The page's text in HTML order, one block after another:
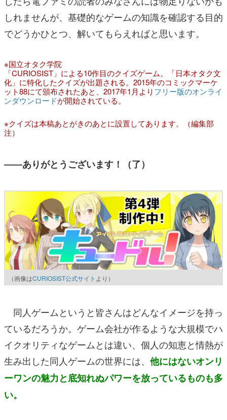
しれませんが、基礎的なゲームの知識を確認する目的
でどうかひとつ、解いてもらえればと思います。
※国立オタク学院
「CURIOSIST」による10作目のクイズゲーム。「日本オタク文
化」に特化したクイズが出題される。2015年のコミックマーケ
ット88にて頒布されたあと、2017年1月よりフリー版のオンライ
ンダウンロードが開始されている。
※クイズは本稿あとがきのあとに設置してあります。（編集部
注）
――ありがとうございます！（了）
（画像はCURIOSIST公式サイト より）
同人ゲームというと皆さんはどんなイメージを持っ
ているだろうか。ゲーム会社が作るような大規模でハ
イクオリティなゲームとは違い、個人の知恵と情熱が
生み出した同人ゲームの世界には、 他にはないオンリ
ーワンの魅力と底知れぬパワーを放っているものも多
い。